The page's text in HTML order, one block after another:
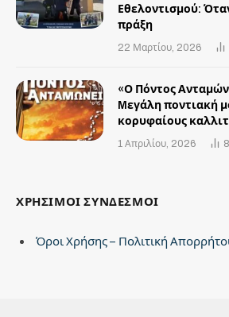
Εθελοντισμού:
πράξη
22 Μαρτίου, 2026
«Ο Πόντος
Mεγάλη ποντιακή
κορυφαίους
1 Απριλίου, 2026
ΧΡΗΣΙΜΟΙ ΣΥΝΔΕΣΜΟΙ
Όροι Χρήσης – Πολιτική